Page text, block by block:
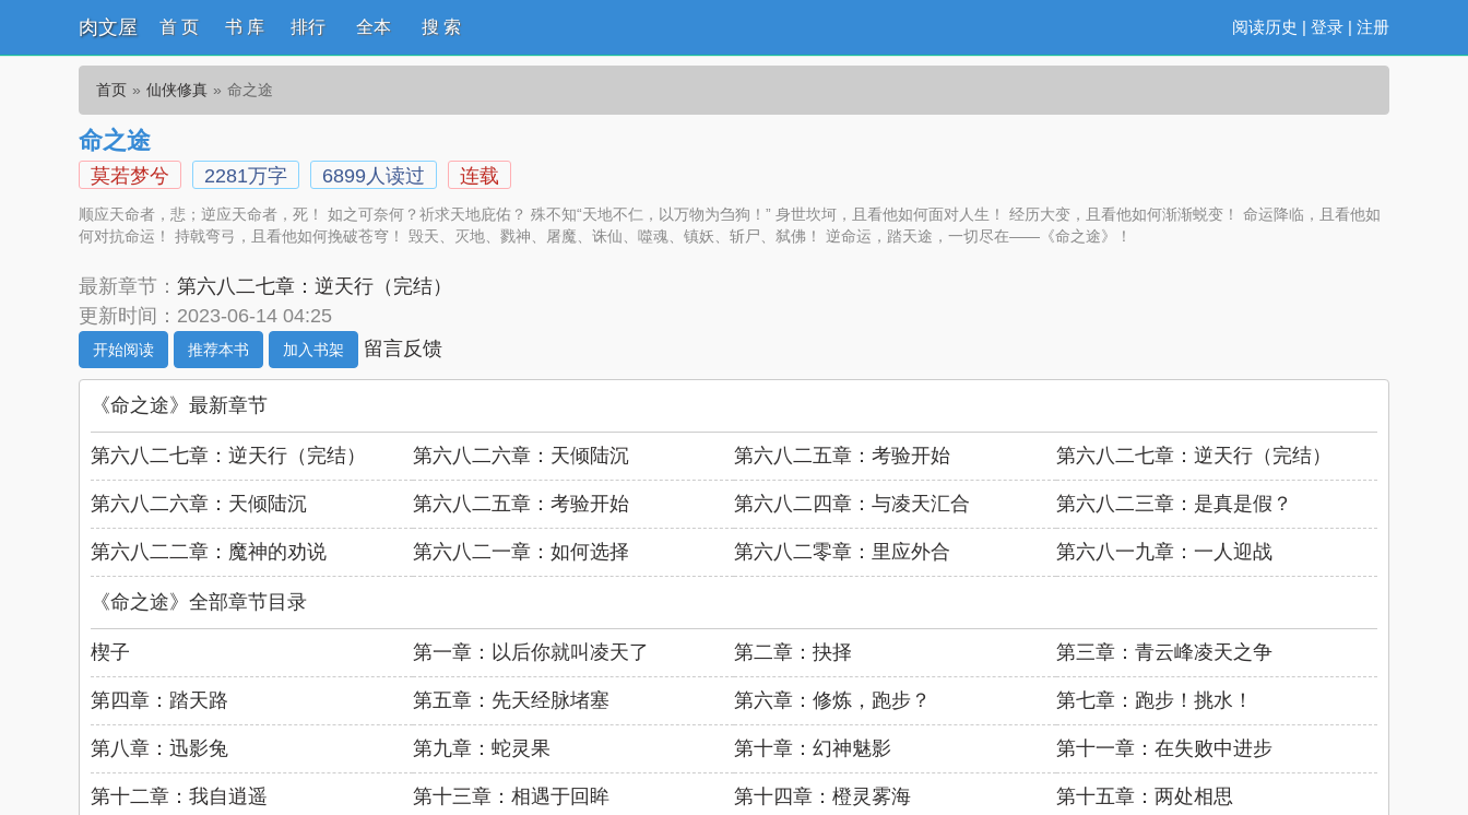
肉文屋 阅读历史 | 登录 | 注册
首 页 书 库 排行 全本 搜 索
首页 仙侠修真 命之途
命之途
莫若梦兮 2281万字 6899人读过 连载
顺应天命者，悲；逆应天命者，死！ 如之可奈何？祈求天地庇佑？ 殊不知“天地不仁，以万物为刍狗！” 身世坎坷，且看他如何面对人生！ 经历大变，且看他如何渐渐蜕变！ 命运降临，且看他如
何对抗命运！ 持戟弯弓，且看他如何挽破苍穹！ 毁天、灭地、戮神、屠魔、诛仙、噬魂、镇妖、斩尸、弑佛！ 逆命运，踏天途，一切尽在——《命之途》！
最新章节： 第六八二七章：逆天行（完结）
更新时间：2023-06-14 04:25
开始阅读 推荐本书 加入书架 留言反馈
《命之途》最新章节
第六八二七章：逆天行（完结） 第六八二六章：天倾陆沉 第六八二五章：考验开始 第六八二七章：逆天行（完结）
第六八二六章：天倾陆沉 第六八二五章：考验开始 第六八二四章：与凌天汇合 第六八二三章：是真是假？
第六八二二章：魔神的劝说 第六八二一章：如何选择 第六八二零章：里应外合 第六八一九章：一人迎战
《命之途》全部章节目录
楔子 第一章：以后你就叫凌天了 第二章：抉择 第三章：青云峰凌天之争
第四章：踏天路 第五章：先天经脉堵塞 第六章：修炼，跑步？ 第七章：跑步！挑水！
第八章：迅影兔 第九章：蛇灵果 第十章：幻神魅影 第十一章：在失败中进步
第十二章：我自逍遥 第十三章：相遇于回眸 第十四章：橙灵雾海 第十五章：两处相思